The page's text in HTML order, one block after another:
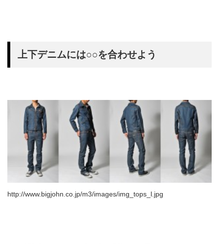
上下デニムには○○を合わせよう
http://www.bigjohn.co.jp/m3/images/img_tops_l.jpg